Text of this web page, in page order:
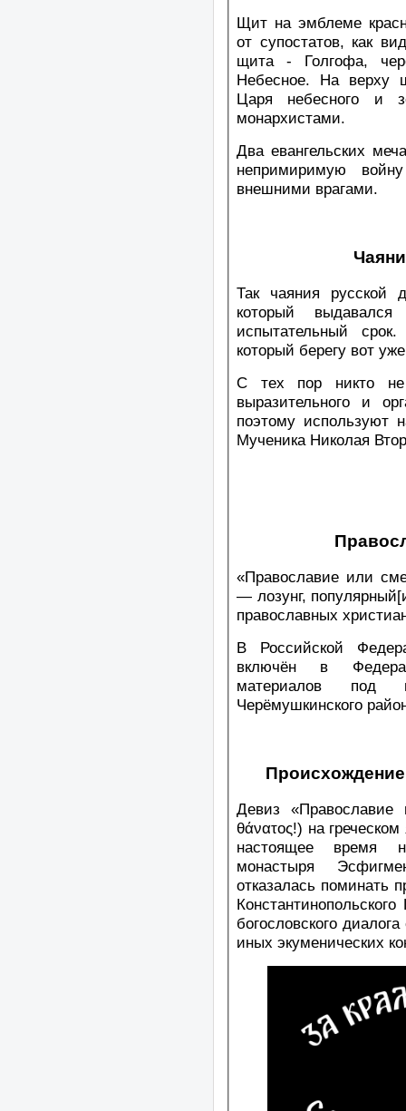
Щит на эмблеме
от супостатов, как
щита - Голгофа,
Небесное. На верху
Царя небесного и
монархистами.
Два евангельских
непримиримую
внешними врагами.
Так чаяния
который
испытательный
который берегу вот
С тех пор никто не
выразительного и
поэтому используют
Мученика Николая
«Православие или
— лозунг,
православных
В Российской
включён в
материалов
Черёмушкинского
Девиз «Православие
θάνατος!) на
настоящее время
монастыря
отказалась поминать
богословского
иных экуменических